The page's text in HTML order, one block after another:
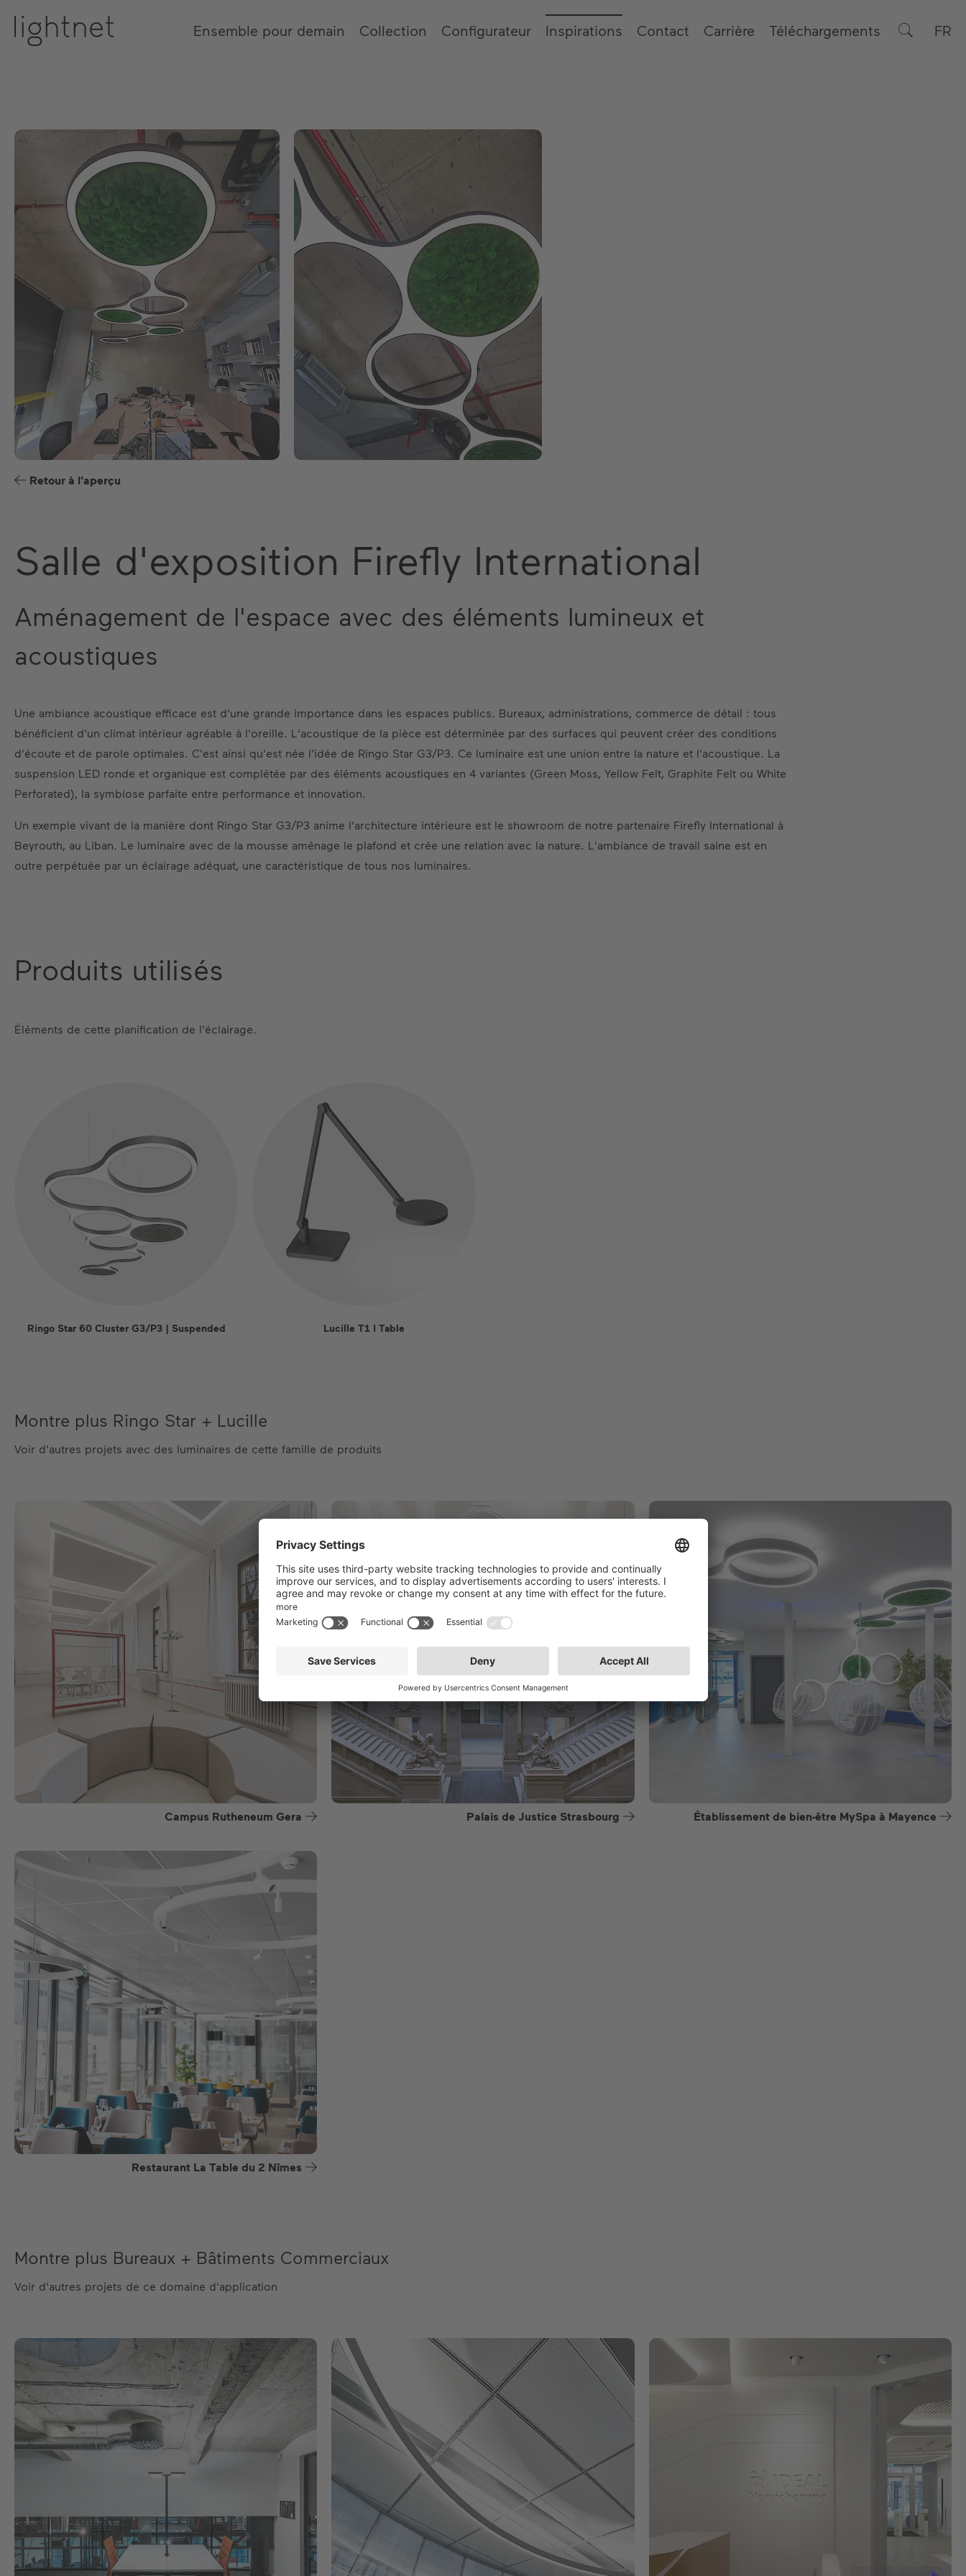
Ensemble pour demain Collection Configurateur Inspirations Contact Carrière Téléchargements FR
Retour à l'aperçu
Salle d'exposition Firefly International
Aménagement de l'espace avec des éléments lumineux et
acoustiques
Une ambiance acoustique efficace est d'une grande importance dans les espaces publics. Bureaux, administrations, commerce de détail : tous
bénéficient d'un climat intérieur agréable à l'oreille. L'acoustique de la pièce est déterminée par des surfaces qui peuvent créer des conditions
d'écoute et de parole optimales. C'est ainsi qu'est née l'idée de Ringo Star G3/P3. Ce luminaire est une union entre la nature et l'acoustique. La
suspension LED ronde et organique est complétée par des éléments acoustiques en 4 variantes (Green Moss, Yellow Felt, Graphite Felt ou White
Perforated), la symbiose parfaite entre performance et innovation.
Un exemple vivant de la manière dont Ringo Star G3/P3 anime l'architecture intérieure est le showroom de notre partenaire Firefly International à
Beyrouth, au Liban. Le luminaire avec de la mousse aménage le plafond et crée une relation avec la nature. L'ambiance de travail saine est en
outre perpétuée par un éclairage adéquat, une caractéristique de tous nos luminaires.
Produits utilisés
Éléments de cette planification de l'éclairage.
Ringo Star 60 Cluster G3/P3 | Suspended Lucille T1 I Table
Montre plus Ringo Star + Lucille
Voir d'autres projets avec des luminaires de cette famille de produits
Campus Rutheneum Gera Palais de Justice Strasbourg Établissement de bien-être MySpa à Mayence
Restaurant La Table du 2 Nîmes
Montre plus Bureaux + Bâtiments Commerciaux
Voir d'autres projets de ce domaine d'application